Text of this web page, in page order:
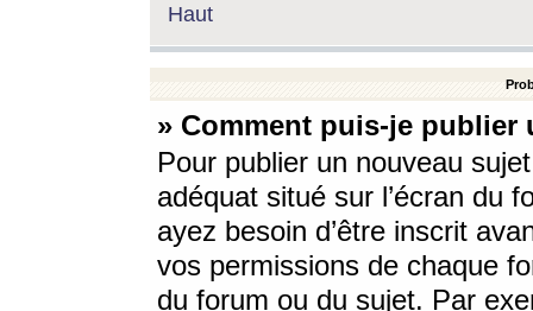
Haut
» Comment puis-je
Pour publier un nouveau
adéquat situé sur l’écran du
ayez besoin d’être inscrit
vos permissions de chaque
du forum ou du sujet. Par